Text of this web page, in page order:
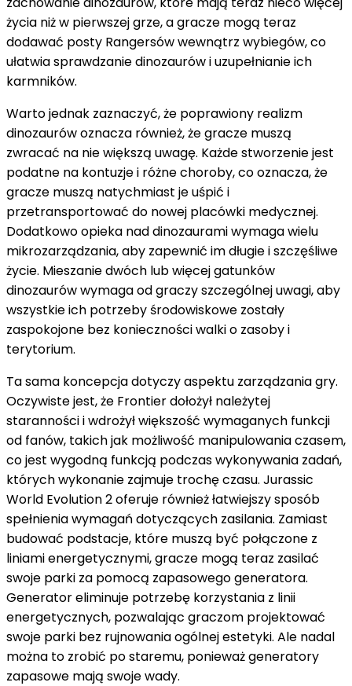
życia niż w pierwszej grze, a gracze mogą teraz
dodawać posty Rangersów wewnątrz wybiegów, co
ułatwia sprawdzanie dinozaurów i uzupełnianie ich
karmników.
Warto jednak zaznaczyć, że poprawiony realizm
dinozaurów oznacza również, że gracze muszą
zwracać na nie większą uwagę. Każde stworzenie jest
podatne na kontuzje i różne choroby, co oznacza, że ​​
gracze muszą natychmiast je uśpić i
przetransportować do nowej placówki medycznej.
Dodatkowo opieka nad dinozaurami wymaga wielu
mikrozarządzania, aby zapewnić im długie i szczęśliwe
życie. Mieszanie dwóch lub więcej gatunków
dinozaurów wymaga od graczy szczególnej uwagi, aby
wszystkie ich potrzeby środowiskowe zostały
zaspokojone bez konieczności walki o zasoby i
terytorium.
Ta sama koncepcja dotyczy aspektu zarządzania gry.
Oczywiste jest, że Frontier dołożył należytej
staranności i wdrożył większość wymaganych funkcji
od fanów, takich jak możliwość manipulowania czasem,
co jest wygodną funkcją podczas wykonywania zadań,
których wykonanie zajmuje trochę czasu. Jurassic
World Evolution 2 oferuje również łatwiejszy sposób
spełnienia wymagań dotyczących zasilania. Zamiast
budować podstacje, które muszą być połączone z
liniami energetycznymi, gracze mogą teraz zasilać
swoje parki za pomocą zapasowego generatora.
Generator eliminuje potrzebę korzystania z linii
energetycznych, pozwalając graczom projektować
swoje parki bez rujnowania ogólnej estetyki. Ale nadal
można to zrobić po staremu, ponieważ generatory
zapasowe mają swoje wady.